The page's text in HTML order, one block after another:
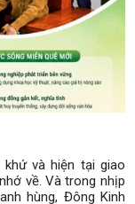
và hiện tại giao
về. Và trong nhịp
hùng, Đông Kinh